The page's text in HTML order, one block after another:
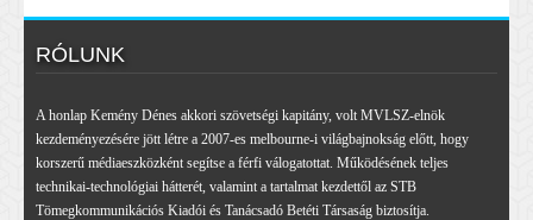
RÓLUNK
A honlap Kemény Dénes akkori szövetségi kapitány, volt MVLSZ-elnök
kezdeményezésére jött létre a 2007-es melbourne-i világbajnokság előtt, hogy
korszerű médiaeszközként segítse a férfi válogatottat. Működésének teljes
technikai-technológiai hátterét, valamint a tartalmat kezdettől az STB
Tömegkommunikációs Kiadói és Tanácsadó Betéti Társaság biztosítja.